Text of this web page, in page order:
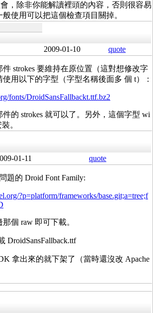
會，除非你能解讀裡頭的內容，否則很容易
使用可以把這個檢查項目關掉。
2009-01-10 quote
strokes 要維持在原位置（這對想修改字
用以下的字型（字型名稱後面多 個 t）：
fonts/DroidSansFallbackt.ttf.bz2
的 strokes 就可以了。另外，這個字型 wi
。
01-11 quote
題的 Droid Font Family:
?p=platform/frameworks/base.git;a=tree;f
個 raw 即可下載。
DroidSansFallback.ttf
拿出來的就下架了（當時還沒改 Apache